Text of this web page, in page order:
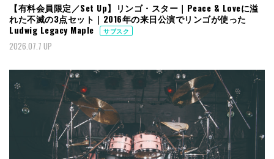
【有料会員限定／Set Up】リンゴ・スター｜Peace & Loveに溢
れた不滅の3点セット｜2016年の来日公演でリンゴが使った
Ludwig Legacy Maple
サブスク
2026.07.7 UP